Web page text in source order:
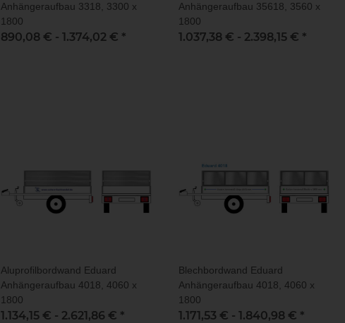
Anhängeraufbau 3318, 3300 x
1800
890,08 € - 1.374,02 € *
Anhängeraufbau 35618, 3560 x
1800
1.037,38 € - 2.398,15 € *
Aluprofilbordwand Eduard
Anhängeraufbau 4018, 4060 x
1800
1.134,15 € - 2.621,86 € *
Blechbordwand Eduard
Anhängeraufbau 4018, 4060 x
1800
1.171,53 € - 1.840,98 € *